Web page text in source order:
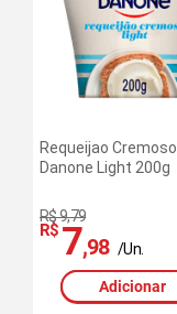
Requeijao Cremoso
Danone Light 200g
R$ 9,79
R$ 7,98 /Un.
Adicionar